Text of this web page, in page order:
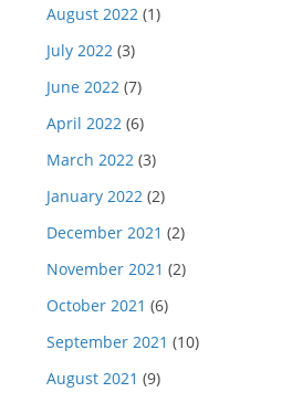
August 2022 (1)
July 2022 (3)
June 2022 (7)
April 2022 (6)
March 2022 (3)
January 2022 (2)
December 2021 (2)
November 2021 (2)
October 2021 (6)
September 2021 (10)
August 2021 (9)